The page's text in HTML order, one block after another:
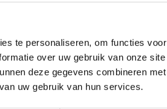
te personaliseren, om functies
over uw gebruik van onze
deze gegevens combineren
uw gebruik van hun services.
Ben je een
starten,
geven
geschikte